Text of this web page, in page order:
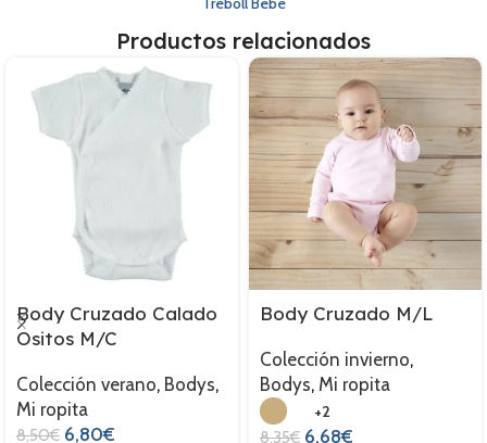
Productos relacionados
Body Cruzado Calado
Ositos M/C
Colección verano, Bodys,
Mi ropita
8,50€ 6,80€
Body Cruzado M/L
Colección invierno,
Bodys, Mi ropita
+2
8,35€ 6,68€